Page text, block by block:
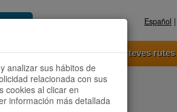
Registra't ara Español |
Les teves rutes
analizar sus hábitos de
relacionada con sus
cookies al clicar en
información más detallada